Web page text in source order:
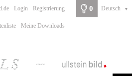
Login Registrierung
Meine Downloads
0 Deutsch ▼